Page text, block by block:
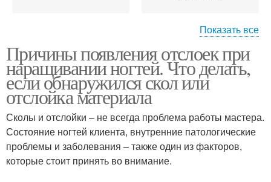
Уход за ногтями Ногти для взрослых
Регенератор для
поврежденных ногтей
Ложа на руках
Показать все
Причины появления отслоек при
наращивании ногтей. Что делать,
если обнаружился скол или
отслойка материала
Сколы и отслойки – не всегда проблема работы мастера.
Состояние ногтей клиента, внутренние патологические
проблемы и заболевания – также один из факторов,
которые стоит принять во внимание.